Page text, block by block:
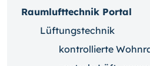
Raumlufttechnik Portal
Lüftungstechnik
kontrollierte